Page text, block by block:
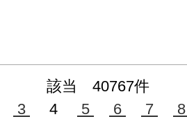
該当 40767件
3 4 5 6 7